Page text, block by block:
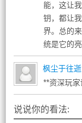
能，这让
钥，都让
界。总的
统是它的亮
枫尘于往逝
**资深玩家
说说你的看法: